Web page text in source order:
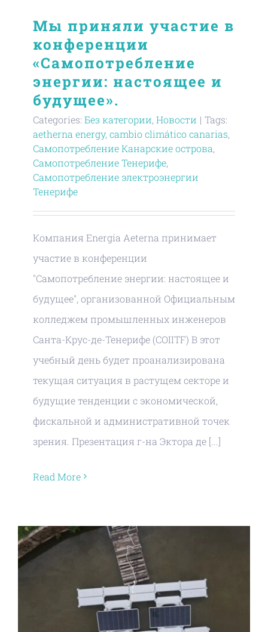
Мы приняли участие в
конференции
«Самопотребление
энергии: настоящее и
будущее».
Categories: Без категории, Новости | Tags:
aetherna energy, cambio climático canarias,
Самопотребление Канарские острова,
Самопотребление Тенерифе,
Самопотребление электроэнергии
Тенерифе
Компания Energía Aeterna принимает
участие в конференции
"Самопотребление энергии: настоящее и
будущее", организованной Официальным
колледжем промышленных инженеров
Санта-Крус-де-Тенерифе (COIITF) В этот
учебный день будет проанализирована
текущая ситуация в растущем секторе и
будущие тенденции с экономической,
фискальной и административной точек
зрения. Презентация г-на Эктора де [...]
Read More